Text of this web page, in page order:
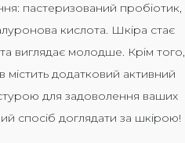
пастеризований пробіотик,
кислота. Шкіра стає
виглядає молодше. Крім того,
містить додатковий активний
для задоволення ваших
спосіб доглядати за шкірою!